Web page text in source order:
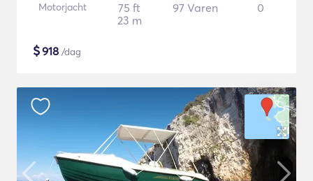
Motorjacht
75 ft
23 m
97 Varen 0
$918 /dag